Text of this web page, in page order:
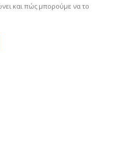
και πώς μπορούμε να το